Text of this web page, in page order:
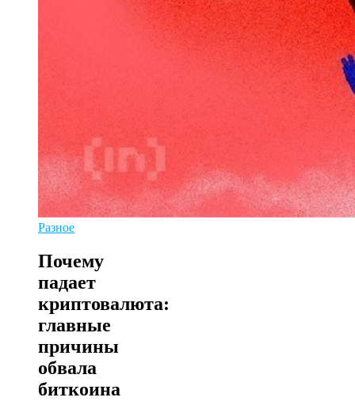
Разное
Почему
падает
криптовалюта:
главные
причины
обвала
биткоина